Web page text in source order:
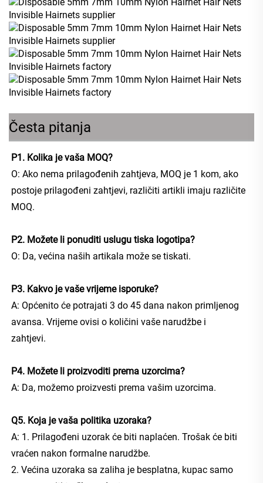
Česta pitanja
P1. Kolika je vaša MOQ?
O: Ako nema prilagođenih zahtjeva, MOQ je 1 kom, ako
postoje prilagođeni zahtjevi, različiti artikli imaju različite
MOQ.
P2. Možete li ponuditi uslugu tiska logotipa?
O: Da, većina naših artikala može se tiskati.
P3. Kakvo je vaše vrijeme isporuke?
A: Općenito će potrajati 3 do 45 dana nakon primljenog
avansa. Vrijeme ovisi o količini vaše narudžbe i
zahtjevi.
P4. Možete li proizvoditi prema uzorcima?
A: Da, možemo proizvesti prema vašim uzorcima.
Q5. Koja je vaša politika uzoraka?
A: 1. Prilagođeni uzorak će biti naplaćen. Trošak će biti
vraćen nakon formalne narudžbe.
2. Većina uzoraka sa zaliha je besplatna, kupac samo